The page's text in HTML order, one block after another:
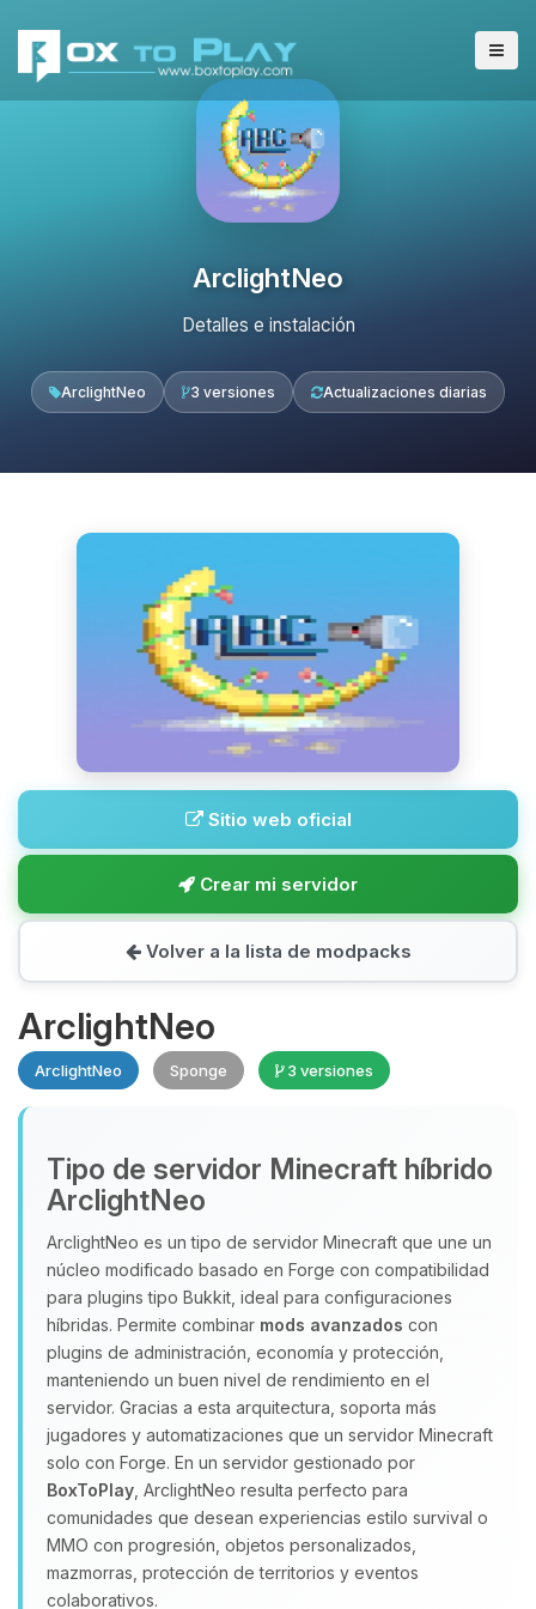
ArclightNeo
Detalles e instalación
ArclightNeo 3 versiones Actualizaciones diarias
Sitio web oficial
Crear mi servidor
Volver a la lista de modpacks
ArclightNeo
ArclightNeo Sponge 3 versiones
Tipo de servidor Minecraft híbrido
ArclightNeo
ArclightNeo es un tipo de servidor Minecraft que une un
núcleo modificado basado en Forge con compatibilidad
para plugins tipo Bukkit, ideal para configuraciones
híbridas. Permite combinar mods avanzados con
plugins de administración, economía y protección,
manteniendo un buen nivel de rendimiento en el
servidor. Gracias a esta arquitectura, soporta más
jugadores y automatizaciones que un servidor Minecraft
solo con Forge. En un servidor gestionado por
BoxToPlay , ArclightNeo resulta perfecto para
comunidades que desean experiencias estilo survival o
MMO con progresión, objetos personalizados,
mazmorras, protección de territorios y eventos
colaborativos.
Yupi, por fin alguien con quien
hablar! Soy Choupy, tu pequeno
asistente de BoxToPlay. Cuentame
que necesitas y moveré mis
pequenos circuitos para ayudarte.
08/08/2026 13:50